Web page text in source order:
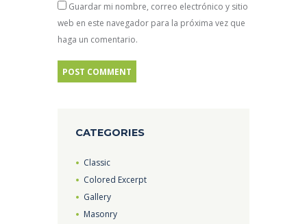
Guardar mi nombre, correo electrónico y sitio
web en este navegador para la próxima vez que
haga un comentario.
CATEGORIES
Classic
Colored Excerpt
Gallery
Masonry